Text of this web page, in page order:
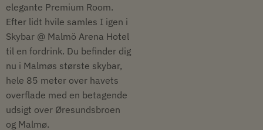
elegante Premium Room.
Efter lidt hvile samles I igen i
Skybar @ Malmö Arena Hotel
til en fordrink. Du befinder dig
nu i Malmøs største skybar,
hele 85 meter over havets
overflade med en betagende
udsigt over Øresundsbroen
og Malmø.